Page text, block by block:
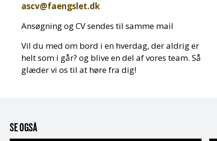
ascv@faengslet.dk
Ansøgning og CV sendes til samme mail
Vil du med om bord i en hverdag, der aldrig er
helt som i går? og blive en del af vores team. Så
glæder vi os til at høre fra dig!
SE OGSÅ